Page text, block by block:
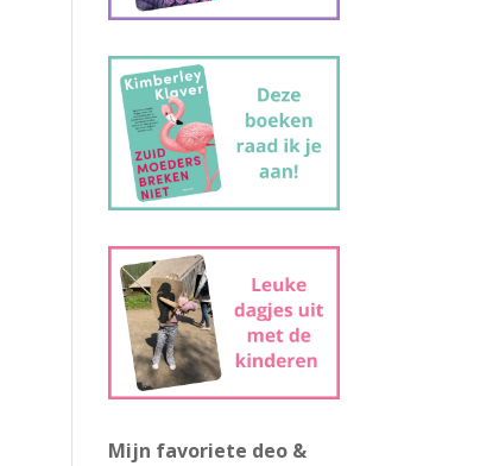
Mijn favoriete deo &